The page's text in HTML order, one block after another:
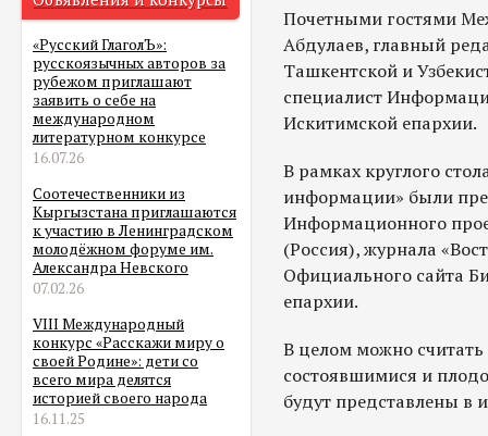
«Русский ГлаголЪ»:
русскоязычных авторов за
рубежом приглашают
заявить о себе на
международном
литературном конкурсе
16.07.26
Соотечественники из
Кыргызстана приглашаются
к участию в Ленинградском
молодёжном форуме им.
Александра Невского
07.02.26
VIII Международный
конкурс «Расскажи миру о
своей Родине»: дети со
всего мира делятся
историей своего народа
16.11.25
Почетными гостями
Абдулаев, главный
Ташкентской и
специалист
Искитимской епархии.
В рамках круглого
информации» были
Информационного
(Россия), журнала
Официального сайта
епархии.
В целом можно
состоявшимися и
будут представлены в